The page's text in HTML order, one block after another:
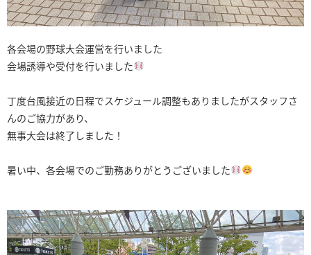
各会場の野球大会運営を行いました
会場誘導や受付を行いました
丁度台風接近の日程でスケジュール調整もありましたがスタッフさ
んのご協力があり、
無事大会は終了しました！
暑い中、各会場でのご勤務ありがとうございました